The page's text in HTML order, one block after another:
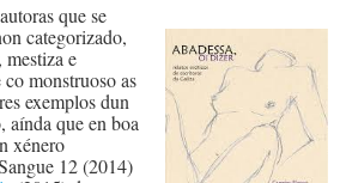
que se
categorizado,
mestiza e
monstruoso as
exemplos dun
aínda que en boa
xénero
12 (2014)